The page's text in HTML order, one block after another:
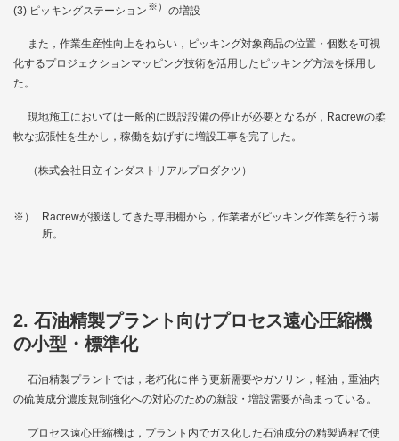
ピッキングステーション ※） の増設
また，作業生産性向上をねらい，ピッキング対象商品の位置・個数を可視
化するプロジェクションマッピング技術を活用したピッキング方法を採用し
た。
現地施工においては一般的に既設設備の停止が必要となるが，Racrewの柔
軟な拡張性を生かし，稼働を妨げずに増設工事を完了した。
（株式会社日立インダストリアルプロダクツ）
※）
Racrewが搬送してきた専用棚から，作業者がピッキング作業を行う場
所。
2. 石油精製プラント向けプロセス遠心圧縮機
の小型・標準化
石油精製プラントでは，老朽化に伴う更新需要やガソリン，軽油，重油内
の硫黄成分濃度規制強化への対応のための新設・増設需要が高まっている。
プロセス遠心圧縮機は，プラント内でガス化した石油成分の精製過程で使